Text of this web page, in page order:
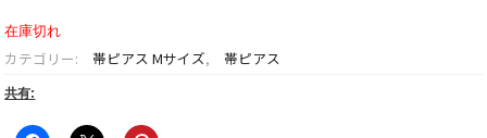
在庫切れ
カテゴリー: 帯ピアス Mサイズ, 帯ピアス
共有: